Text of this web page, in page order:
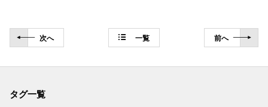
次へ 一覧 前へ
タグ一覧